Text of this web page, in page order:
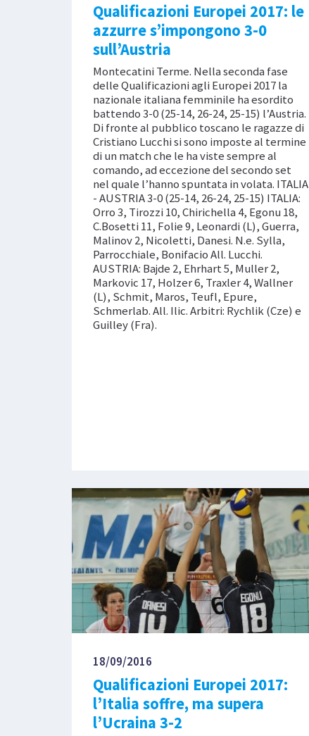
Qualificazioni Europei 2017: le
azzurre s’impongono 3-0
sull’Austria
Montecatini Terme. Nella seconda fase
delle Qualificazioni agli Europei 2017 la
nazionale italiana femminile ha esordito
battendo 3-0 (25-14, 26-24, 25-15) l’Austria.
Di fronte al pubblico toscano le ragazze di
Cristiano Lucchi si sono imposte al termine
di un match che le ha viste sempre al
comando, ad eccezione del secondo set
nel quale l’hanno spuntata in volata. ITALIA
- AUSTRIA 3-0 (25-14, 26-24, 25-15) ITALIA:
Orro 3, Tirozzi 10, Chirichella 4, Egonu 18,
C.Bosetti 11, Folie 9, Leonardi (L), Guerra,
Malinov 2, Nicoletti, Danesi. N.e. Sylla,
Parrocchiale, Bonifacio All. Lucchi.
AUSTRIA: Bajde 2, Ehrhart 5, Muller 2,
Markovic 17, Holzer 6, Traxler 4, Wallner
(L), Schmit, Maros, Teufl, Epure,
Schmerlab. All. Ilic. Arbitri: Rychlik (Cze) e
Guilley (Fra).
18/09/2016
Qualificazioni Europei 2017:
l’Italia soffre, ma supera
l’Ucraina 3-2